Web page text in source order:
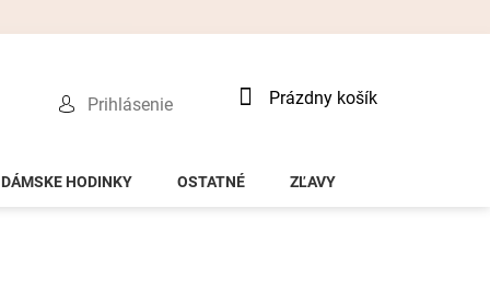
Prihlásenie
Nákupný
Prázdny košík
DÁMSKE HODINKY OSTATNÉ ZĽAVY